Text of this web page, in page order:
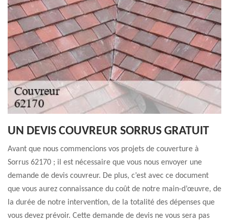
UN DEVIS COUVREUR SORRUS GRATUIT
Avant que nous commencions vos projets de couverture à
Sorrus 62170 ; il est nécessaire que vous nous envoyer une
demande de devis couvreur. De plus, c’est avec ce document
que vous aurez connaissance du coût de notre main-d’œuvre, de
la durée de notre intervention, de la totalité des dépenses que
vous devez prévoir. Cette demande de devis ne vous sera pas